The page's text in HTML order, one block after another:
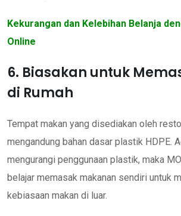
Kekurangan dan Kelebihan Belanja
Online
6. Biasakan untuk
di Rumah
Tempat makan yang disediakan oleh
mengandung bahan dasar plastik HDPE.
mengurangi penggunaan plastik, maka
belajar memasak makanan sendiri untuk
kebiasaan makan di luar.